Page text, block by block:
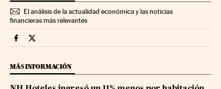
El análisis de la actualidad económica y las noticias
financieras más relevantes
Companias Cinco Días en Facebook
Companias Cinco Días en Twitter
MÁS INFORMACIÓN